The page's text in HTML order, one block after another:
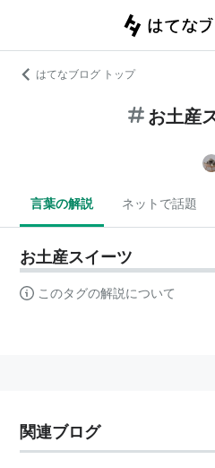
はてなブログ トップ
お土産
言葉の解説 ネットで話題
お土産スイーツ
このタグの解説について
関連ブログ